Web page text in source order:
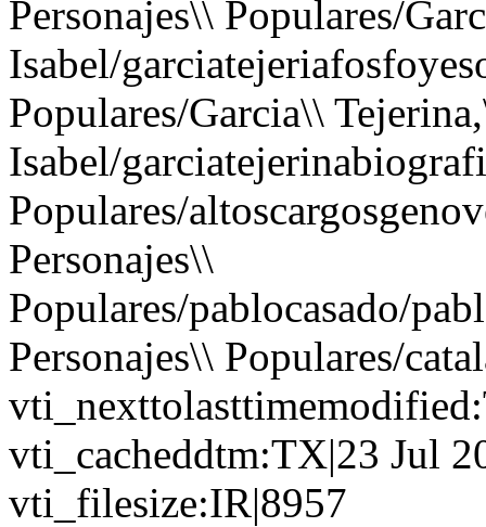
Personajes\\ Populares/
Isabel/
Populares/Garcia\\
Isabel/
Populares/
Personajes\\
Populares/pablocasado/
Personajes\\ Populares/
vti_cacheddtm:TX|23 Jul
vti_filesize:IR|8957